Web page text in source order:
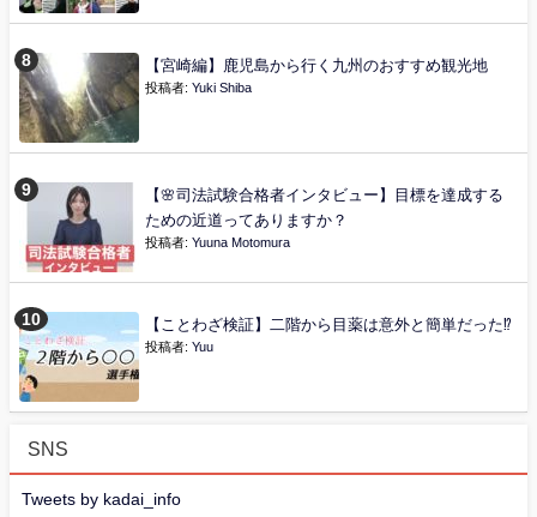
【宮崎編】鹿児島から行く九州のおすすめ観光地
投稿者: Yuki Shiba
【🌸司法試験合格者インタビュー】目標を達成する
ための近道ってありますか？
投稿者: Yuuna Motomura
【ことわざ検証】二階から目薬は意外と簡単だった⁉
投稿者: Yuu
SNS
Tweets by kadai_info